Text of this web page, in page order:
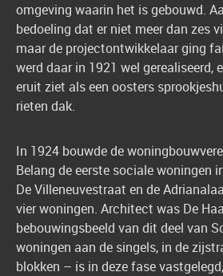
omgeving waarin het is gebouwd.
bedoeling dat er niet meer dan zes
maar de projectontwikkelaar ging
werd daar in 1921 wel gerealiseerd,
eruit ziet als een oosters
rieten dak.
In 1924 bouwde de
Belang de eerste sociale woningen
De Villeneuvestraat en de
vier woningen. Architect was De
bebouwingsbeeld van dit deel van
woningen aan de singels, in de
blokken – is in deze fase